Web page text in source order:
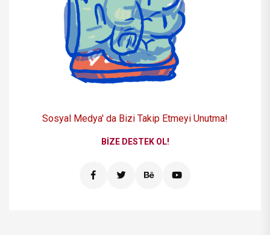
Sosyal Medya' da Bizi Takip Etmeyi Unutma!
BIZE DESTEK OL!